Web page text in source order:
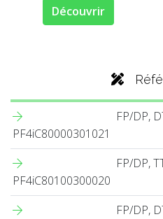
Découvrir
PF4iC80000301021
FP/DP,
PF4iC80100300020
FP/DP,
FP/DP,